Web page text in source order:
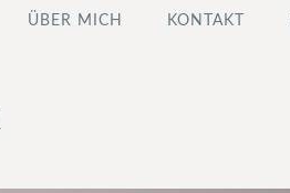
ÜBER MICH KONTAKT